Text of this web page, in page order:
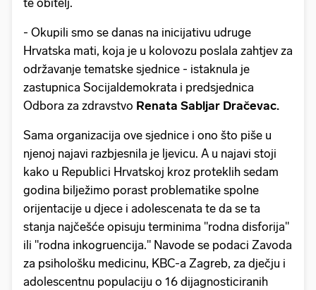
te obitelj.
- Okupili smo se danas na inicijativu udruge
Hrvatska mati, koja je u kolovozu poslala zahtjev za
održavanje tematske sjednice - istaknula je
zastupnica Socijaldemokrata i predsjednica
Odbora za zdravstvo Renata Sabljar Dračevac.
Sama organizacija ove sjednice i ono što piše u
njenoj najavi razbjesnila je ljevicu. A u najavi stoji
kako u Republici Hrvatskoj kroz proteklih sedam
godina bilježimo porast problematike spolne
orijentacije u djece i adolescenata te da se ta
stanja najčešće opisuju terminima "rodna disforija"
ili "rodna inkogruencija." Navode se podaci Zavoda
za psihološku medicinu, KBC-a Zagreb, za dječju i
adolescentnu populaciju o 16 dijagnosticiranih